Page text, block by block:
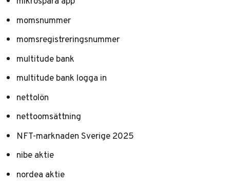
momsnummer
momsregistreringsnummer
multitude bank
multitude bank logga in
nettolön
nettoomsättning
NFT-marknaden Sverige 2025
nibe aktie
nordea aktie